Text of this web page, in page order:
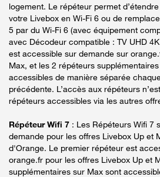
logement. Le répéteur permet
votre Livebox en Wi-Fi 6 ou de
5 par du Wi-Fi 6 (avec équipement
avec Décodeur compatible : TV UHD
est accessible sur demande sur
Max, et les 2 répéteurs
accessibles de manière séparée
précédente. L’accès aux répéteurs
répéteurs accessibles via les autres
Répéteur Wifi 7 : Les Répéteurs Wifi 7
demande pour les offres Livebox Up et
d'Orange. Le premier répéteur est
orange.fr pour les offres Livebox Up et
supplémentaires sur Max sont